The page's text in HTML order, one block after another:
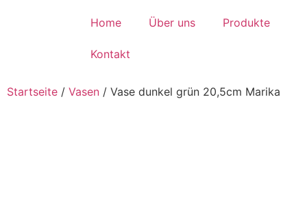
Home Über uns Produkte
Kontakt
Startseite / Vasen / Vase dunkel grün 20,5cm Marika